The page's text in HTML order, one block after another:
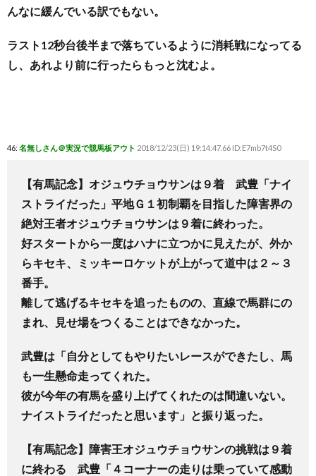
んなに緩んでいる訳でもない。
ラスト12秒台後半まで落ちているように消耗戦になってる
し、あれより前に行ったらもっと沈むよ。
46: 名無しさん＠実況で競馬板アウト 2018/12/23(日) 19:14:47.66 ID:E7mb7t4S0
【有馬記念】オジュウチョウサンは９着 武豊「ナイ
ストライだった」平地Ｇ１初制覇を目指した障害界の
絶対王者オジュウチョウサンは９着に終わった。
好スタートから一度はハナに立つかに見えたが、外か
らキセキ、ミッキーロケットが上がって道中は２～３
番手。
離して逃げるキセキを追ったものの、直線で馬群にの
まれ、見せ場をつくることはできなかった。
武豊は「自分としてもやりたいレースができたし、馬
も一生懸命走ってくれた。
彼が今年の有馬を盛り上げてくれたのは間違いない。
ナイストライだったと思います」と振り返った。
【有馬記念】障害王オジュウチョウサンの挑戦は９着
に終わる 武豊「４コーナーの走りは乗っていて感動